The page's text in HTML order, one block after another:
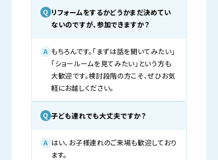
Q リフォームをするかどうかまだ決めてい
ないのですが、参加できますか？
A もちろんです。「まずは話を聞いてみたい」
「ショールームを見てみたい」という方も
大歓迎です。検討段階の方こそ、ぜひお気
軽にお越しください。
Q 子ども連れでも大丈夫ですか？
A はい、お子様連れのご来場も歓迎しており
ます。